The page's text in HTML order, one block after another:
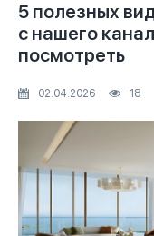
5 полезных
с нашего
посмотреть
02.04.2026 18